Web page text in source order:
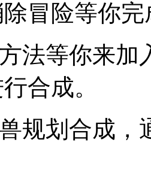
冒险等你完
法等你来
合成。
规划合成